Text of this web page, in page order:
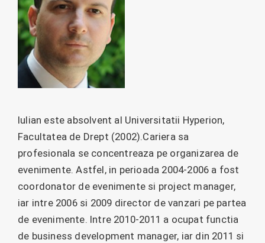
Iulian este absolvent al Universitatii Hyperion,
Facultatea de Drept (2002).Cariera sa
profesionala se concentreaza pe organizarea de
evenimente. Astfel, in perioada 2004-2006 a fost
coordonator de evenimente si project manager,
iar intre 2006 si 2009 director de vanzari pe partea
de evenimente. Intre 2010-2011 a ocupat functia
de business development manager, iar din 2011 si